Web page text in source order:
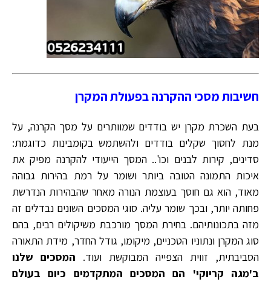
חשיבות מסכי ההקרנה בפעולת המקרן
בעת השכרת מקרן יש בודדים שמוותרים על מסך הקרנה, על
מנת לחסוך שקלים בודדים ולהשתמש בקומבינות כדוגמת:
סדינים, קירות לבנים וכו'.. המסך הייעודי להקרנה מפיק את
איכות התמונה הטובה ביותר ושומר על רמת בהירות גבוהה
מאוד, הוא גם חוסך בעוצמת הנורה מאחר שהבהירות הנדרשת
פחותה יותר, ובכך שומר עליה. סוגי המסכים השונים נבדלים זה
מזה בתכונותיהם. בחירת המסך מורכבת משיקולים רבים, בהם
סוג המקרן ונתוניו הטכניים, מיקומו, גודל החדר, מידת התאורה
הסביבתית, זווית הצפייה המבוקשת ועוד. המסכים שלנו
ב'מגה קריוקי' הם המסכים המתקדמים כיום בעולם